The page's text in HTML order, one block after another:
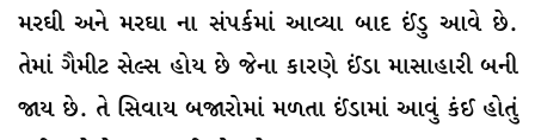
મરઘી અને મરઘા ના સંપર્કમાં આવ્યા બાદ ઈંડુ આવે છે.
તેમાં ગૈમીટ સેલ્સ હોય છે જેના કારણે ઈંડા માસાહારી બની
જાય છે. તે સિવાય બજારોમાં મળતા ઈંડામાં આવું કંઈ હોતું